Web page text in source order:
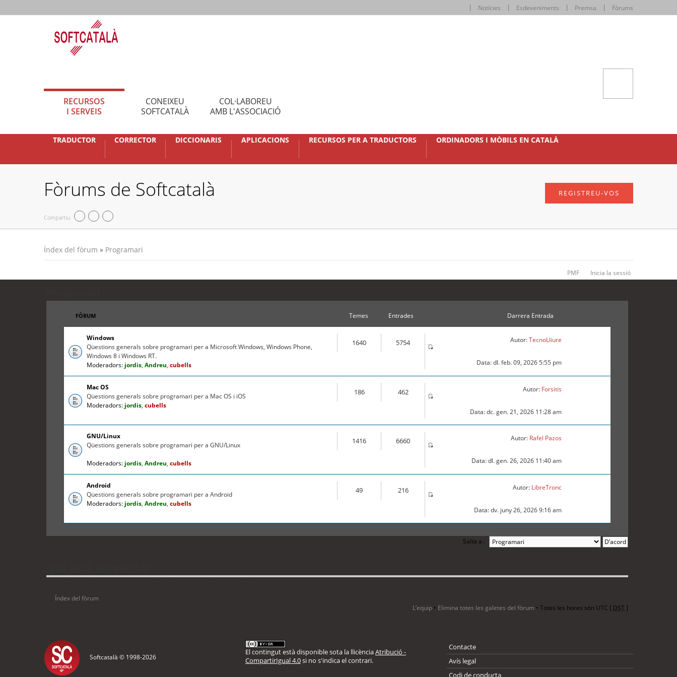
Notícies Esdeveniments Premsa Fòrums
RECURSOS
I SERVEIS
CONEIXEU
SOFTCATALÀ
COL·LABOREU
AMB L'ASSOCIACIÓ
TRADUCTOR CORRECTOR DICCIONARIS APLICACIONS RECURSOS PER A TRADUCTORS ORDINADORS I MÒBILS EN CATALÀ
Fòrums de Softcatalà
Compartiu
REGISTREU-VOS
Índex del fòrum » Programari
PMF Inicia la sessió
FÒRUM Temes Entrades Darrera Entrada
Windows
Qüestions generals sobre programari per a Microsoft Windows, Windows Phone,
Windows 8 i Windows RT.
Moderadors: jordis, Andreu, cubells
1640 5754 Autor:TecnoLliure
Data: dl. feb. 09, 2026 5:55 pm
Mac OS
Qüestions generals sobre programari per a Mac OS i iOS
Moderadors: jordis, cubells
186 462 Autor: Forsitis
Data: dc. gen. 21, 2026 11:28 am
GNU/Linux
Qüestions generals sobre programari per a GNU/Linux
Moderadors: jordis, Andreu, cubells
1416 6660 Autor: Rafel Pazos
Data: dl. gen. 26, 2026 11:40 am
Android
Qüestions generals sobre programari per a Android
Moderadors: jordis, Andreu, cubells
49 216 Autor: LibreTronc
Data: dv. juny 26, 2026 9:16 am
Salta a :
Índex del fòrum
L’equip • Elimina totes les galetes del fòrum • Totes les hores són UTC [ DST]
Softcatalà © 1998-2026
El contingut està disponible sota la llicènciaAtribució -
CompartirIgual 4.0si no s'indica el contrari.
Contacte
Avís legal
Codi de conducta